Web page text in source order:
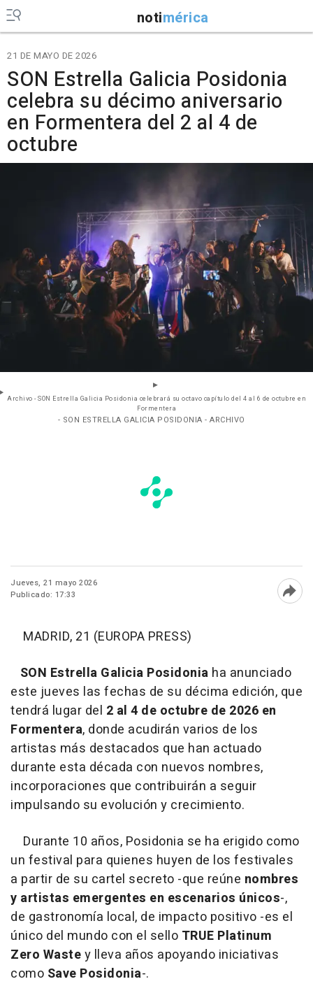
notimérica
21 DE MAYO DE 2026
SON Estrella Galicia Posidonia
celebra su décimo aniversario
en Formentera del 2 al 4 de
octubre
Archivo - SON Estrella Galicia Posidonia celebrará su octavo capítulo del 4 al 6 de octubre en
Formentera
- SON ESTRELLA GALICIA POSIDONIA - ARCHIVO
Jueves, 21 mayo 2026
Publicado: 17:33
MADRID, 21 (EUROPA PRESS)
SON Estrella Galicia Posidonia ha anunciado
este jueves las fechas de su décima edición, que
tendrá lugar del 2 al 4 de octubre de 2026 en
Formentera, donde acudirán varios de los
artistas más destacados que han actuado
durante esta década con nuevos nombres,
incorporaciones que contribuirán a seguir
impulsando su evolución y crecimiento.
Durante 10 años, Posidonia se ha erigido como
un festival para quienes huyen de los festivales
a partir de su cartel secreto -que reúne nombres
y artistas emergentes en escenarios únicos-,
de gastronomía local, de impacto positivo -es el
único del mundo con el sello TRUE Platinum
Zero Wastey lleva años apoyando iniciativas
como Save Posidonia-.